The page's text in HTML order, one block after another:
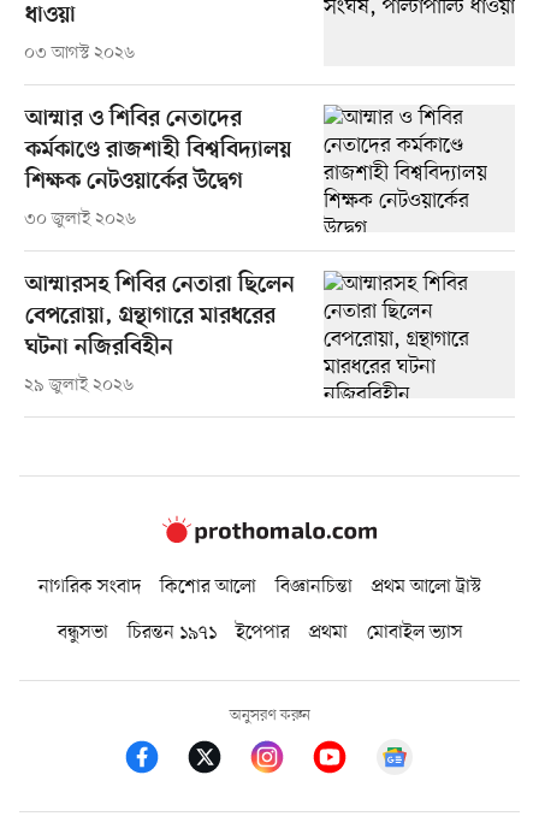
ধাওয়া
০৩ আগস্ট ২০২৬
আম্মার ও শিবির নেতাদের
কর্মকাণ্ডে রাজশাহী বিশ্ববিদ্যালয়
শিক্ষক নেটওয়ার্কের উদ্বেগ
৩০ জুলাই ২০২৬
আম্মারসহ শিবির নেতারা ছিলেন
বেপরোয়া, গ্রন্থাগারে মারধরের
ঘটনা নজিরবিহীন
২৯ জুলাই ২০২৬
নাগরিক সংবাদ কিশোর আলো বিজ্ঞানচিন্তা
প্রথম আলো ট্রাস্ট
বন্ধুসভা
চিরন্তন ১৯৭১ ইপেপার প্রথমা মোবাইল ভ্যাস
অনুসরণ করুন